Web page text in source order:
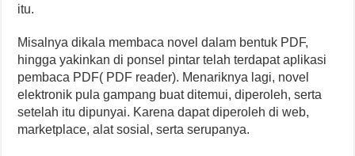
itu.
Misalnya dikala membaca novel dalam bentuk PDF,
hingga yakinkan di ponsel pintar telah terdapat aplikasi
pembaca PDF( PDF reader). Menariknya lagi, novel
elektronik pula gampang buat ditemui, diperoleh, serta
setelah itu dipunyai. Karena dapat diperoleh di web,
marketplace, alat sosial, serta serupanya.